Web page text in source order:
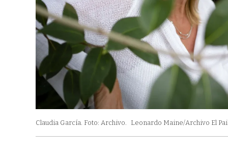
Claudia García. Foto: Archivo. Leonardo Maine/Archivo El